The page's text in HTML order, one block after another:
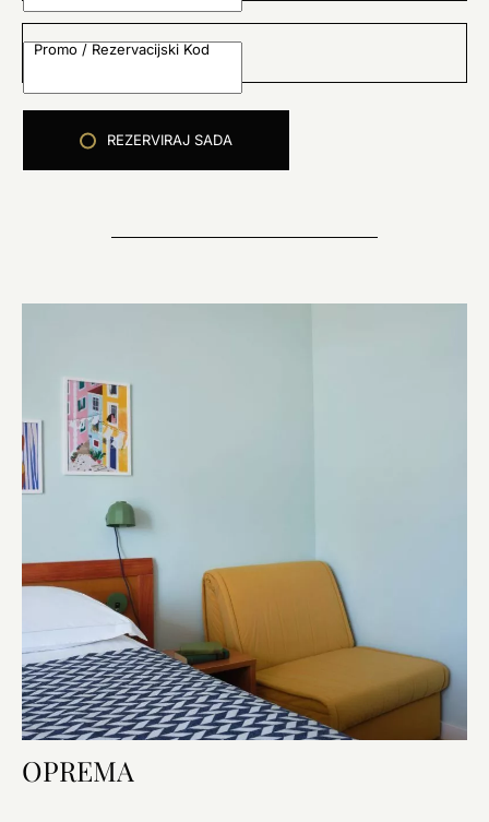
Promo / Rezervacijski Kod
REZERVIRAJ SADA
OPREMA